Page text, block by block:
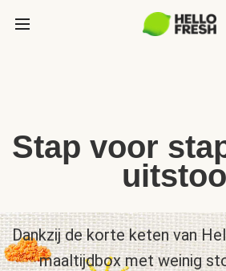
Stap voor
Dankzij de korte keten van
maaltijdbox met weinig